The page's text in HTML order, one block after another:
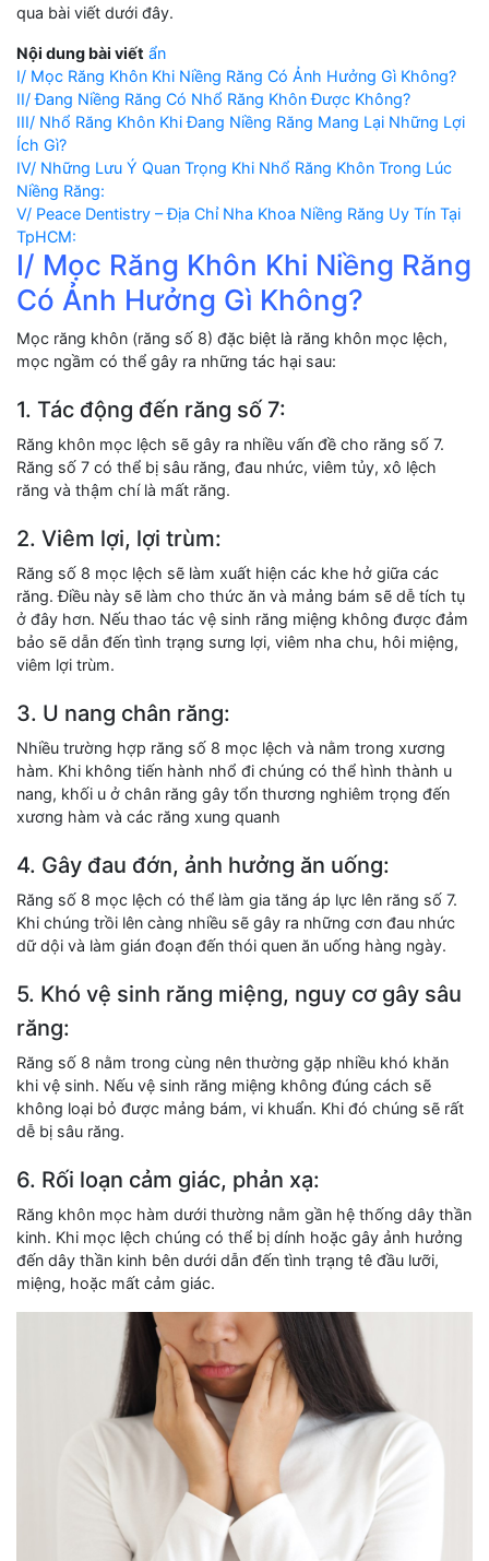
qua bài viết dưới đây.
Nội dung bài viết ẩn
I/ Mọc Răng Khôn Khi Niềng Răng Có Ảnh Hưởng Gì Không?
II/ Đang Niềng Răng Có Nhổ Răng Khôn Được Không?
III/ Nhổ Răng Khôn Khi Đang Niềng Răng Mang Lại Những Lợi
Ích Gì?
IV/ Những Lưu Ý Quan Trọng Khi Nhổ Răng Khôn Trong Lúc
Niềng Răng:
V/ Peace Dentistry – Địa Chỉ Nha Khoa Niềng Răng Uy Tín Tại
TpHCM:
I/ Mọc Răng Khôn Khi Niềng Răng
Có Ảnh Hưởng Gì Không?
Mọc răng khôn (răng số 8) đặc biệt là răng khôn mọc lệch,
mọc ngầm có thể gây ra những tác hại sau:
1. Tác động đến răng số 7:
Răng khôn mọc lệch sẽ gây ra nhiều vấn đề cho răng số 7.
Răng số 7 có thể bị sâu răng, đau nhức, viêm tủy, xô lệch
răng và thậm chí là mất răng.
2. Viêm lợi, lợi trùm:
Răng số 8 mọc lệch sẽ làm xuất hiện các khe hở giữa các
răng. Điều này sẽ làm cho thức ăn và mảng bám sẽ dễ tích tụ
ở đây hơn. Nếu thao tác vệ sinh răng miệng không được đảm
bảo sẽ dẫn đến tình trạng sưng lợi, viêm nha chu, hôi miệng,
viêm lợi trùm.
3. U nang chân răng:
Nhiều trường hợp răng số 8 mọc lệch và nằm trong xương
hàm. Khi không tiến hành nhổ đi chúng có thể hình thành u
nang, khối u ở chân răng gây tổn thương nghiêm trọng đến
xương hàm và các răng xung quanh
4. Gây đau đớn, ảnh hưởng ăn uống:
Răng số 8 mọc lệch có thể làm gia tăng áp lực lên răng số 7.
Khi chúng trồi lên càng nhiều sẽ gây ra những cơn đau nhức
dữ dội và làm gián đoạn đến thói quen ăn uống hàng ngày.
5. Khó vệ sinh răng miệng, nguy cơ gây sâu
răng:
Răng số 8 nằm trong cùng nên thường gặp nhiều khó khăn
khi vệ sinh. Nếu vệ sinh răng miệng không đúng cách sẽ
không loại bỏ được mảng bám, vi khuẩn. Khi đó chúng sẽ rất
dễ bị sâu răng.
6. Rối loạn cảm giác, phản xạ:
Răng khôn mọc hàm dưới thường nằm gần hệ thống dây thần
kinh. Khi mọc lệch chúng có thể bị dính hoặc gây ảnh hưởng
đến dây thần kinh bên dưới dẫn đến tình trạng tê đầu lưỡi,
miệng, hoặc mất cảm giác.